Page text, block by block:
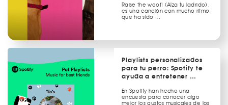
Raise the woof! (Alza tu ladrido),
es una canción con mucho ritmo
que ha sido …
Playlists personalizados
para tu perro: Spotify te
ayuda a entretener …
En Spotify han hecho una
encuesta para conocer algo
mejor los gustos musicales de los